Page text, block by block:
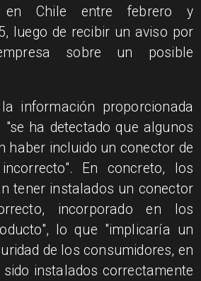
en Chile entre febrero y
luego de recibir un aviso por
sobre un posible
información proporcionada
ha detectado que algunos
haber incluido un conector de
En concreto, los
tener instalados un conector
incorporado en los
lo que "implicaría un
de los consumidores, en
instalados correctamente